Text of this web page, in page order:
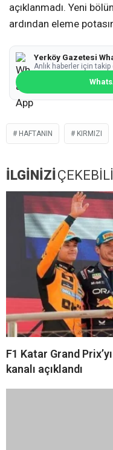
açıklanmadı. Yeni
ardından eleme
Yerköy Gazetesi
Anlık haberler için takip
HAFTANIN KIRMIZI
İLGİNİZİ
F1 Katar Grand
kanalı açıklandı